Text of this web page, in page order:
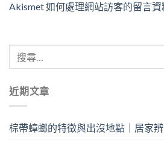
Akismet 如何處理網站訪客的留言資
近期文章
棕帶蟑螂的特徵與出沒地點｜居家